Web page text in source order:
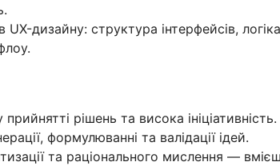
UX-дизайну: структура інтерфейсів,
рішень та висока ініціативність.
формулюванні та валідації ідей.
та раціонального мислення —